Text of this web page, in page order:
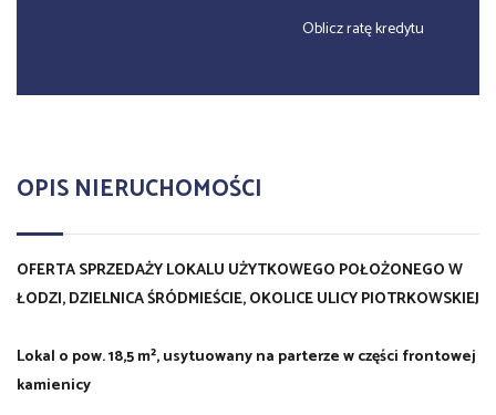
Oblicz ratę kredytu
OPIS NIERUCHOMOŚCI
OFERTA SPRZEDAŻY LOKALU UŻYTKOWEGO POŁOŻONEGO W
ŁODZI, DZIELNICA ŚRÓDMIEŚCIE, OKOLICE ULICY PIOTRKOWSKIEJ
Lokal o pow. 18,5 m², usytuowany na parterze w części frontowej
kamienicy